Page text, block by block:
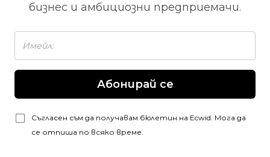
бизнес и амбициозни предприемачи.
Абонирай се
Съгласен съм да получавам бюлетин на Ecwid. Мога да
се отпиша по всяко време.